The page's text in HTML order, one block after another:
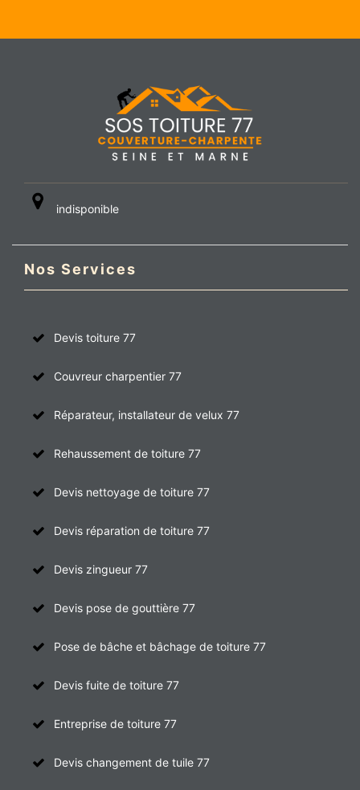
indisponible
Nos Services
Devis toiture 77
Couvreur charpentier 77
Réparateur, installateur de velux 77
Rehaussement de toiture 77
Devis nettoyage de toiture 77
Devis réparation de toiture 77
Devis zingueur 77
Devis pose de gouttière 77
Pose de bâche et bâchage de toiture 77
Devis fuite de toiture 77
Entreprise de toiture 77
Devis changement de tuile 77